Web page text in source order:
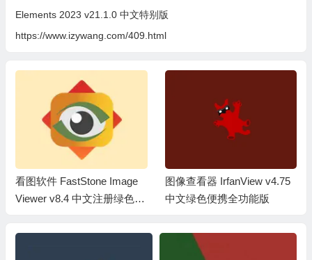
Elements 2023 v21.1.0 中文特别版
https://www.izywang.com/409.html
图像查看器 IrfanView v4.75
中文绿色便携全功能版
专业图像处理 Adobe Photos
hop 2026 v27.6.0.11 绿色精